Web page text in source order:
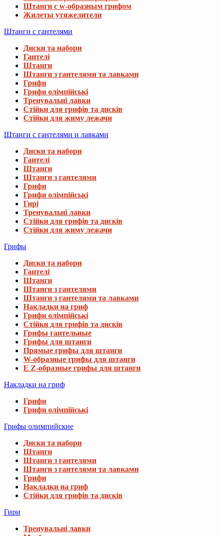
Штанги с w-образным грифом
Жилеты утяжелители
Штанги с гантелями
Диски та набори
Гантелі
Штанги
Штанги з гантелями та лавками
Грифи
Грифи олімпійські
Тренувальні лавки
Стійки для грифів та дисків
Стійки для жиму лежачи
Штанги с гантелями и лавками
Диски та набори
Гантелі
Штанги
Штанги з гантелями
Грифи
Грифи олімпійські
Гирі
Тренувальні лавки
Стійки для грифів та дисків
Стійки для жиму лежачи
Грифы
Диски та набори
Гантелі
Штанги
Штанги з гантелями
Штанги з гантелями та лавками
Накладки на гриф
Грифи олімпійські
Стійки для грифів та дисків
Грифы гантельные
Грифы для штанги
Прямые грифы для штанги
W-образные грифы для штанги
E Z-образные грифы для штанги
Накладки на гриф
Грифи
Грифи олімпійські
Грифы олимпийские
Диски та набори
Штанги
Штанги з гантелями
Штанги з гантелями та лавками
Грифи
Накладки на гриф
Стійки для грифів та дисків
Гири
Тренувальні лавки